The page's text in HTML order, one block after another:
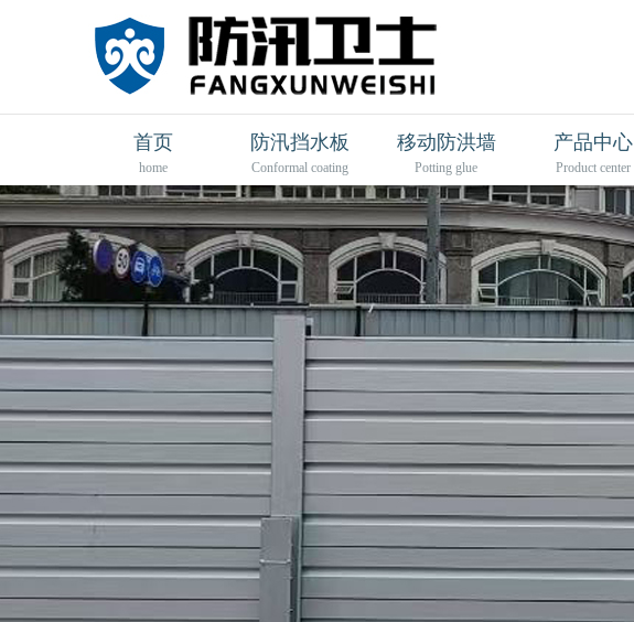
首页
home
防汛挡水板
Conformal coating
移动防洪墙
Potting glue
产品中心
Product center